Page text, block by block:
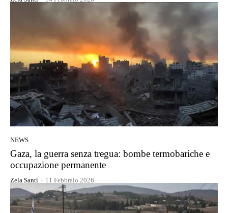
NEWS
Gaza, la guerra senza tregua: bombe termobariche e
occupazione permanente
Zela Santi - 11 Febbraio 2026